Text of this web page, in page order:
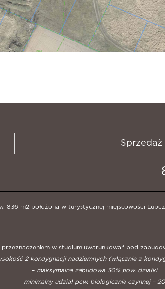
Sprzedaż
836 m2 położona w turystycznej miejscowości
przeznaczeniem w studium uwarunkowań pod
2 kondygnacji nadziemnych (włącznie z
– maksymalna zabudowa 30% pow. działki
– minimalny udział pow. biologicznie czynnej –